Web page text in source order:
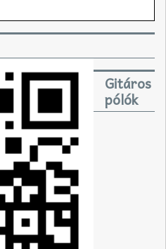
Gitáros
pólók